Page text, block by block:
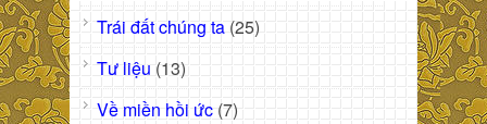
Trái đất chúng ta (25)
Tư liệu (13)
Về miền hồi ức (7)